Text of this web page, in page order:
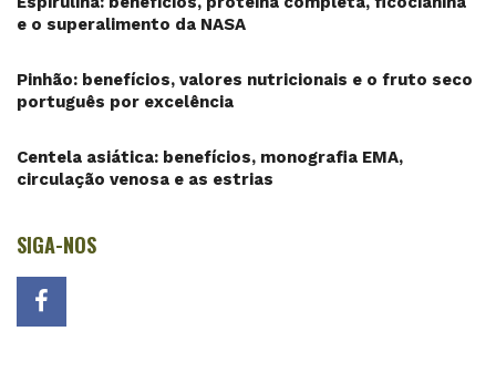
e o superalimento da NASA
Pinhão: benefícios, valores nutricionais e o fruto seco
português por excelência
Centela asiática: benefícios, monografia EMA,
circulação venosa e as estrias
SIGA-NOS